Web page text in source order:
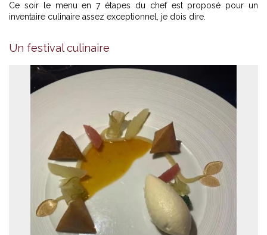
Ce soir le menu en 7 étapes du chef est proposé pour un
inventaire culinaire assez exceptionnel, je dois dire.
Un festival culinaire